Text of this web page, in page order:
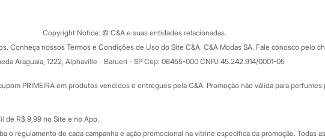
Formas de pagamento
Todas as vantagens
Minha C&A
Cupons de desconto
Copyright Notice: © C&A e suas entidades relacionadas.
Conheça nossos Termos e Condições de Uso do Site C&A. C&A Modas SA. Fale conosco pelo
Araguaia, 1222, Alphaville - Barueri - SP Cep: 06455-000 CNPJ 45.242.914/0001-05
PRIMEIRA em produtos vendidos e entregues pela C&A. Promoção não válida para
de R$ 9,99 no Site e no App.
o regulamento de cada campanha e ação promocional na vitrine específica da promoção. Todas